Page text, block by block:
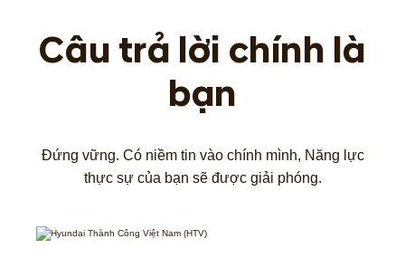
Câu trả lời chính là
bạn
Đứng vững. Có niềm tin vào chính mình, Năng lực
thực sự của bạn sẽ được giải phóng.